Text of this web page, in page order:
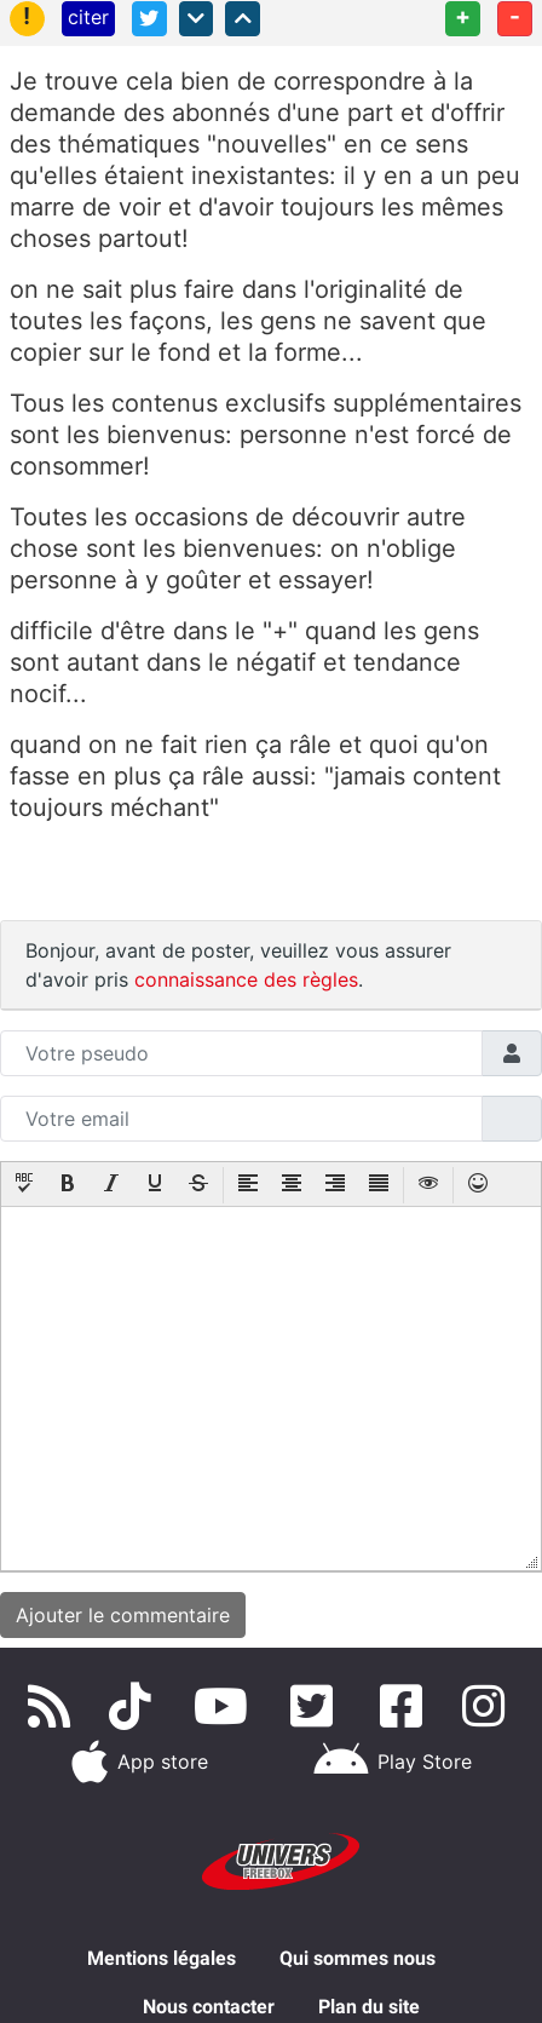
!
citer + -
Je trouve cela bien de correspondre à la
demande des abonnés d'une part et d'offrir
des thématiques "nouvelles" en ce sens
qu'elles étaient inexistantes: il y en a un peu
marre de voir et d'avoir toujours les mêmes
choses partout!
on ne sait plus faire dans l'originalité de
toutes les façons, les gens ne savent que
copier sur le fond et la forme...
Tous les contenus exclusifs supplémentaires
sont les bienvenus: personne n'est forcé de
consommer!
Toutes les occasions de découvrir autre
chose sont les bienvenues: on n'oblige
personne à y goûter et essayer!
difficile d'être dans le "+" quand les gens
sont autant dans le négatif et tendance
nocif...
quand on ne fait rien ça râle et quoi qu'on
fasse en plus ça râle aussi: "jamais content
toujours méchant"
Bonjour, avant de poster, veuillez vous assurer
d'avoir pris connaissance des règles.
App store Play Store
Mentions légales Qui sommes nous
Nous contacter Plan du site